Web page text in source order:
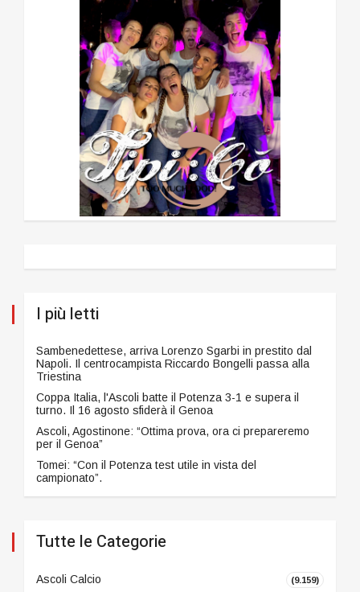
I più letti
Sambenedettese, arriva Lorenzo Sgarbi in prestito dal
Napoli. Il centrocampista Riccardo Bongelli passa alla
Triestina
Coppa Italia, l'Ascoli batte il Potenza 3-1 e supera il
turno. Il 16 agosto sfiderà il Genoa
Ascoli, Agostinone: “Ottima prova, ora ci prepareremo
per il Genoa”
Tomei: “Con il Potenza test utile in vista del
campionato”.
Tutte le Categorie
Ascoli Calcio (9.159)